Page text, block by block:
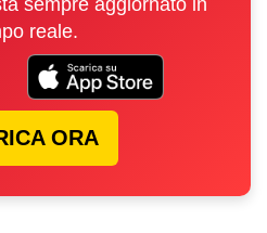
sempre aggiornato in
reale.
ORA